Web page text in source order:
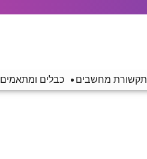
תקשורת מחשבים כבלים ומתאמים